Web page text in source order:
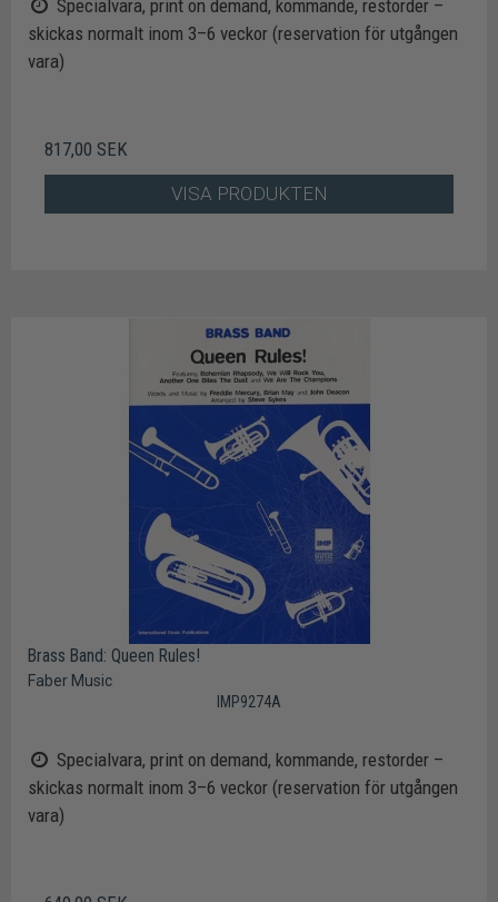
Specialvara, print on demand, kommande, restorder –
skickas normalt inom 3–6 veckor (reservation för utgången
vara)
817,00 SEK
VISA PRODUKTEN
Brass Band: Queen Rules!
Faber Music
IMP9274A
Specialvara, print on demand, kommande, restorder –
skickas normalt inom 3–6 veckor (reservation för utgången
vara)